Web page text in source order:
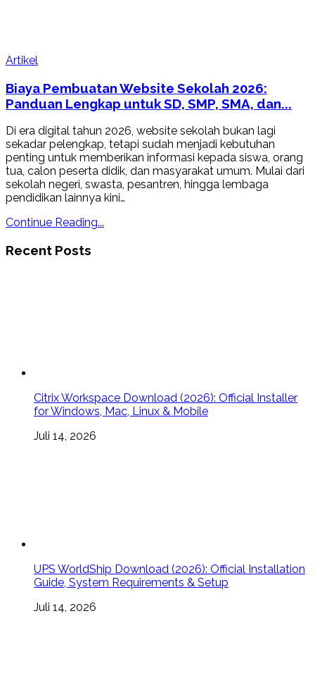
Artikel
Biaya Pembuatan Website Sekolah 2026:
Panduan Lengkap untuk SD, SMP, SMA, dan...
Di era digital tahun 2026, website sekolah bukan lagi
sekadar pelengkap, tetapi sudah menjadi kebutuhan
penting untuk memberikan informasi kepada siswa, orang
tua, calon peserta didik, dan masyarakat umum. Mulai dari
sekolah negeri, swasta, pesantren, hingga lembaga
pendidikan lainnya kini…
Continue Reading...
Recent Posts
Citrix Workspace Download (2026): Official Installer
for Windows, Mac, Linux & Mobile
Juli 14, 2026
UPS WorldShip Download (2026): Official Installation
Guide, System Requirements & Setup
Juli 14, 2026